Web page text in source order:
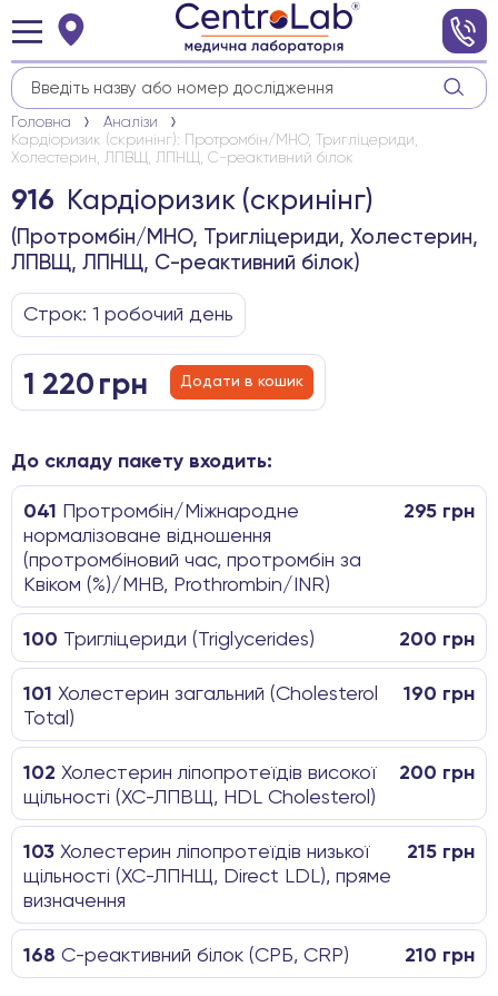
Головна
Аналізи
Кардіоризик (скринінг): Протромбін/МНО, Тригліцериди,
Холестерин, ЛПВЩ, ЛПНЩ, С-реактивний білок
916 Кардіоризик (скринінг)
(Протромбін/МНО, Тригліцериди, Холестерин,
ЛПВЩ, ЛПНЩ, С-реактивний білок)
Строк: 1 робочиӣ день
1 220 грн Додати в кошик
До складу пакету входить:
041
Протромбін/Міжнародне
нормалізоване відношення
(протромбіновий час, протромбін за
Квіком (%)/МНВ, Prothrombin/INR)
295 грн
100 Тригліцериди (Triglycerides) 200 грн
101 Холестерин загальний (Cholesterol
Total)
190 грн
102 Холестерин ліпопротеїдів високої
щільності (ХС-ЛПВЩ, HDL Cholesterol)
200 грн
103 Холестерин ліпопротеїдів низької
щільності (ХС-ЛПНЩ, Direct LDL), пряме
визначення
215 грн
168 С-реактивний білок (СРБ, CRP) 210 грн